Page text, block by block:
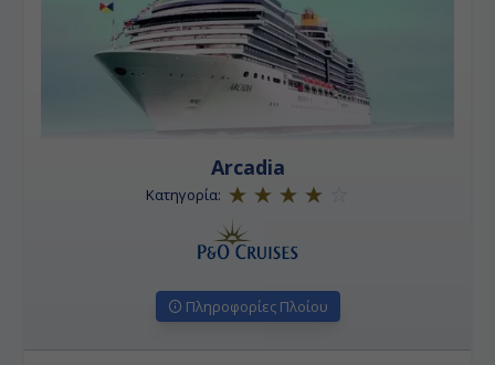
Arcadia
Κατηγορία:
Πληροφορίες Πλοίου